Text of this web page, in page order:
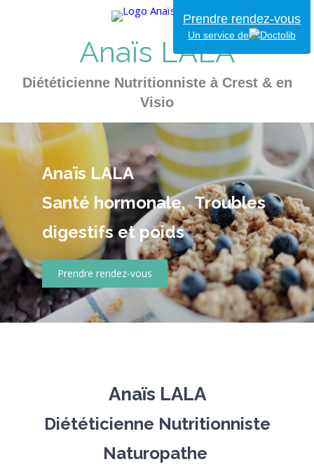
Anaïs LALA
Diététicienne Nutritionniste à Crest & en
Visio
Anaïs LALA
Santé hormonale, Troubles
digestifs et poids
Prendre rendez-vous
Anaïs LALA
Diététicienne Nutritionniste
Naturopathe
Prendre rendez-vous
Un service de